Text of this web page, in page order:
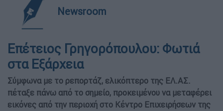
Newsroom
Επέτειος Γρηγορόπουλου: Φωτιά
στα Εξάρχεια
Σύμφωνα με το ρεπορτάζ, ελικόπτερο της ΕΛ.ΑΣ.
πέταξε πάνω από το σημείο, προκειμένου να μεταφέρει
εικόνες από την περιοχή στο Κέντρο Επιχειρήσεων της